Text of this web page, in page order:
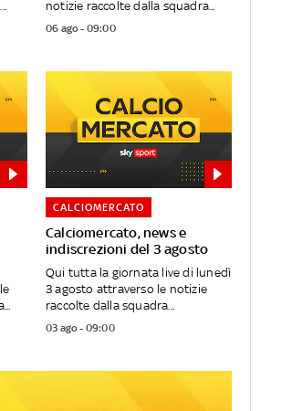
notizie raccolte dalla squadra...
06 ago - 09:00
Calciomercato, news e
indiscrezioni del 3 agosto
CALCIOMERCATO
Qui tutta la giornata live di lunedì
3 agosto attraverso le notizie
raccolte dalla squadra...
03 ago - 09:00